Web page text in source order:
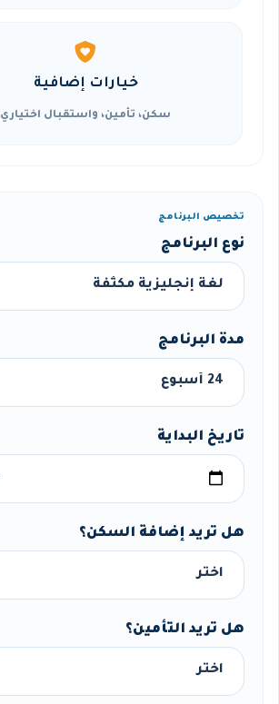
خيارات إضافية
سكن، تأمين، واستقبال اختياري
تخصيص البرنامج
نوع البرنامج
مدة البرنامج
تاريخ البداية
هل تريد إضافة السكن؟
هل تريد التأمين؟